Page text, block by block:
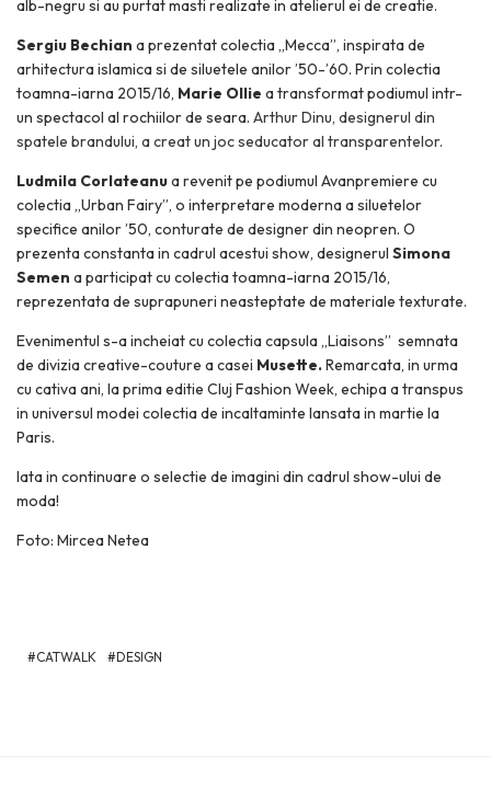
alb-negru si au purtat masti realizate in atelierul ei de creatie.
Sergiu Bechian a prezentat colectia „Mecca”, inspirata de
arhitectura islamica si de siluetele anilor ’50-’60. Prin colectia
toamna-iarna 2015/16, Marie Ollie a transformat podiumul intr-
un spectacol al rochiilor de seara. Arthur Dinu, designerul din
spatele brandului, a creat un joc seducator al transparentelor.
Ludmila Corlateanua revenit pe podiumul Avanpremiere cu
colectia „Urban Fairy”, o interpretare moderna a siluetelor
specifice anilor ’50, conturate de designer din neopren. O
prezenta constanta in cadrul acestui show, designerul Simona
Semen a participat cu colectia toamna-iarna 2015/16,
reprezentata de suprapuneri neasteptate de materiale texturate.
Evenimentul s-a incheiat cu colectia capsula „Liaisons” semnata
de divizia creative-couture a casei Musette.Remarcata, in urma
cu cativa ani, la prima editie Cluj Fashion Week, echipa a transpus
in universul modei colectia de incaltaminte lansata in martie la
Paris.
Iata in continuare o selectie de imagini din cadrul show-ului de
moda!
Foto: Mircea Netea
CATWALK DESIGN